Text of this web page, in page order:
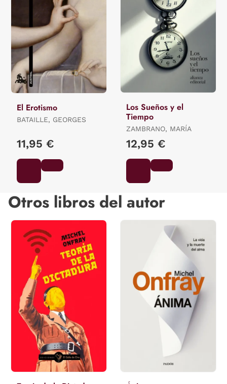
El Erotismo
BATAILLE, GEORGES
11,95 €
Los Sueños y el
Tiempo
ZAMBRANO, MARÍA
12,95 €
Otros libros del autor